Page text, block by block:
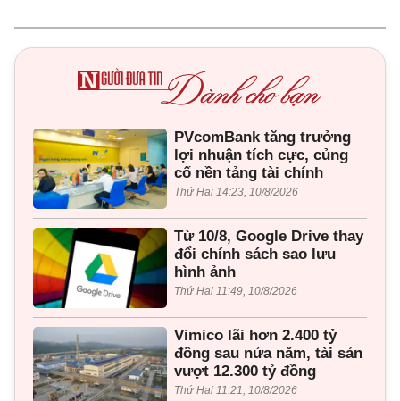
PVcomBank tăng trưởng
lợi nhuận tích cực, củng
cố nền tảng tài chính
Thứ Hai 14:23, 10/8/2026
Từ 10/8, Google Drive thay
đổi chính sách sao lưu
hình ảnh
Thứ Hai 11:49, 10/8/2026
Vimico lãi hơn 2.400 tỷ
đồng sau nửa năm, tài sản
vượt 12.300 tỷ đồng
Thứ Hai 11:21, 10/8/2026